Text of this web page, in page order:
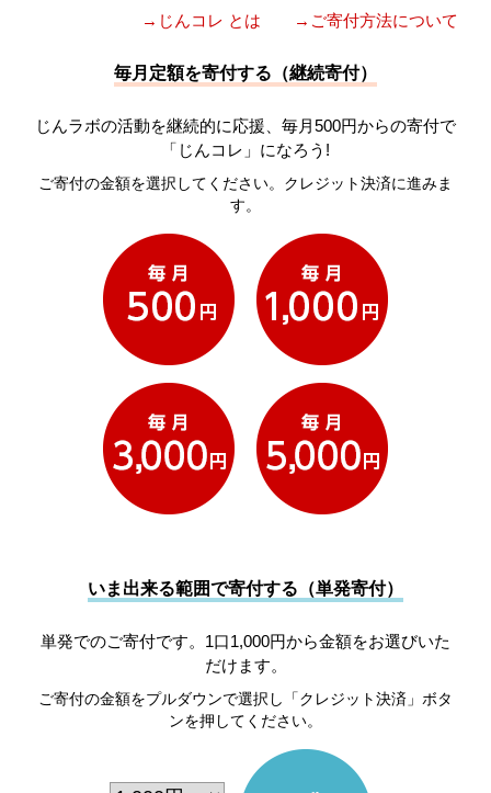
→じんコレ とは →ご寄付方法について
毎月定額を寄付する（継続寄付）
じんラボの活動を継続的に応援、毎月500円からの寄付で
「じんコレ」になろう!
ご寄付の金額を選択してください。クレジット決済に進みま
す。
いま出来る範囲で寄付する（単発寄付）
単発でのご寄付です。1口1,000円から金額をお選びいた
だけます。
ご寄付の金額をプルダウンで選択し「クレジット決済」ボタ
ンを押してください。